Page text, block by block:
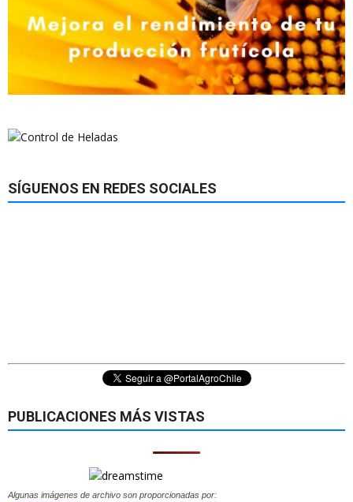
SÍGUENOS EN REDES SOCIALES
PUBLICACIONES MÁS VISTAS
Algunas imágenes de archivo son proporcionadas por: